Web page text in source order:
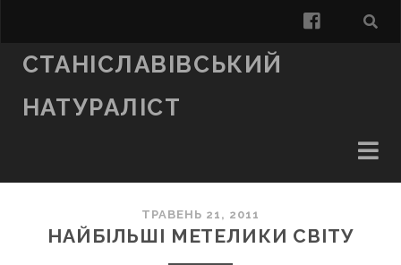
facebook
СТАНІСЛАВІВСЬКИЙ
НАТУРАЛІСТ
ТРАВЕНЬ 21, 2011
НАЙБІЛЬШІ МЕТЕЛИКИ СВІТУ